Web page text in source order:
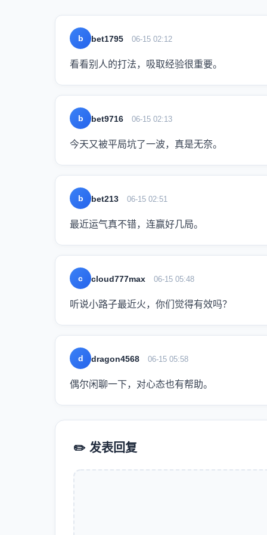
b bet1795 06-15 02:12
看看别人的打法，吸取经验很重要。
b bet9716 06-15 02:13
今天又被平局坑了一波，真是无奈。
b bet213 06-15 02:51
最近运气真不错，连赢好几局。
c cloud777max 06-15 05:48
听说小路子最近火，你们觉得有效吗？
d dragon4568 06-15 05:58
偶尔闲聊一下，对心态也有帮助。
✏️ 发表回复